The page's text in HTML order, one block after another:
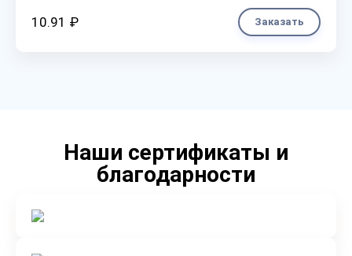
10.91 ₽ Заказать
Наши сертификаты и
благодарности